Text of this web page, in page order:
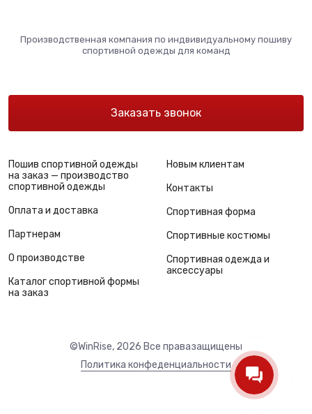
Производственная компания по индвивидуальному пошиву
спортивной одежды для команд
Заказать звонок
Пошив спортивной одежды
на заказ — производство
спортивной одежды
Оплата и доставка
Партнерам
О производстве
Каталог спортивной формы
на заказ
Новым клиентам
Контакты
Спортивная форма
Спортивные костюмы
Спортивная одежда и
аксессуары
©WinRise, 2026 Все правазащищены
Политика конфеденциальности